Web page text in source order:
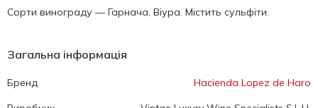
Сорти винограду — Гарнача, Віура. Містить сульфіти.
Загальна інформація
Бренд
Hacienda Lopez de Haro